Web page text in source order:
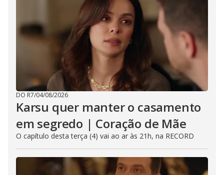
DO R7/04/08/2026
Karsu quer manter o casamento
em segredo | Coração de Mãe
O capítulo desta terça (4) vai ao ar às 21h, na RECORD